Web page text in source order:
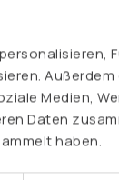
Medien,
Daten
haben.